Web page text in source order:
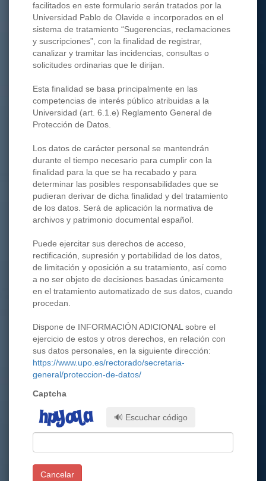
facilitados en este formulario serán tratados por la
Universidad Pablo de Olavide e incorporados en el
sistema de tratamiento “Sugerencias, reclamaciones
y suscripciones”, con la finalidad de registrar,
canalizar y tramitar las incidencias, consultas o
solicitudes ordinarias que le dirijan.
Esta finalidad se basa principalmente en las
competencias de interés público atribuidas a la
Universidad (art. 6.1.e) Reglamento General de
Protección de Datos.
Los datos de carácter personal se mantendrán
durante el tiempo necesario para cumplir con la
finalidad para la que se ha recabado y para
determinar las posibles responsabilidades que se
pudieran derivar de dicha finalidad y del tratamiento
de los datos. Será de aplicación la normativa de
archivos y patrimonio documental español.
Puede ejercitar sus derechos de acceso,
rectificación, supresión y portabilidad de los datos,
de limitación y oposición a su tratamiento, así como
a no ser objeto de decisiones basadas únicamente
en el tratamiento automatizado de sus datos, cuando
procedan.
Dispone de INFORMACIÓN ADICIONAL sobre el
ejercicio de estos y otros derechos, en relación con
sus datos personales, en la siguiente dirección:
https://www.upo.es/rectorado/secretaria-
general/proteccion-de-datos/
Captcha
🔊 Escuchar código
Cancelar